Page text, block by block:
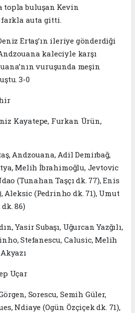
topla buluşan Kevin
farkla auta gitti.
Ertaş’ın ileriye gönderdiği
kaleciyle karşı
vuruşunda meşin
3-0
Kayatepe, Furkan Ürün,
Andzouana, Adil Demirbağ,
Melih İbrahimoğlu, Jevtovic
(Tunahan Taşçı dk. 77), Enis
Aleksic (Pedrinho dk. 71), Umut
86)
Yasir Subaşı, Uğurcan Yazğılı,
Stefanescu, Calusic, Melih
Uçar
Sorescu, Semih Güler,
Ndiaye (Ogün Özçiçek dk. 71),